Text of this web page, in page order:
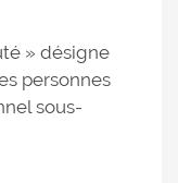
» désigne
personnes
sous-